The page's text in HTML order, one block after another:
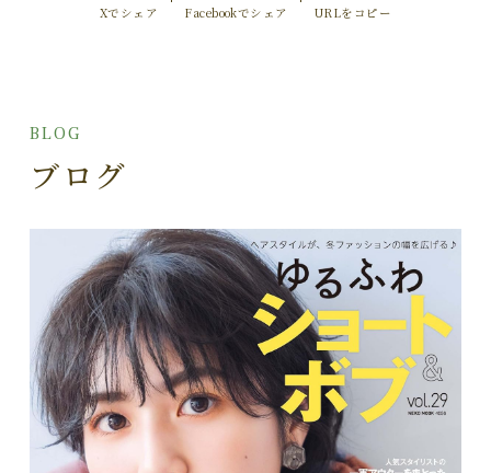
Xでシェア Facebookでシェア URLをコピー
BLOG
ブログ